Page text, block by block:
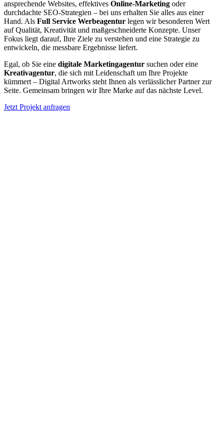
ansprechende Websites, effektives Online-Marketing oder
durchdachte SEO-Strategien – bei uns erhalten Sie alles aus einer
Hand. Als Full Service Werbeagentur legen wir besonderen Wert
auf Qualität, Kreativität und maßgeschneiderte Konzepte. Unser
Fokus liegt darauf, Ihre Ziele zu verstehen und eine Strategie zu
entwickeln, die messbare Ergebnisse liefert.
Egal, ob Sie eine digitale Marketingagentur suchen oder eine
Kreativagentur, die sich mit Leidenschaft um Ihre Projekte
kümmert – Digital Artworks steht Ihnen als verlässlicher Partner zur
Seite. Gemeinsam bringen wir Ihre Marke auf das nächste Level.
Jetzt Projekt anfragen